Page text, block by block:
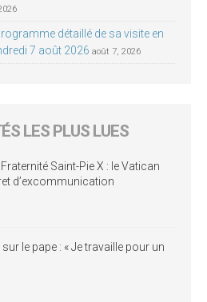
détaillé de sa visite en
7 août 2026 août 7, 2026
LES PLUS LUES
Saint-Pie X : le Vatican
d’excommunication
le pape : « Je travaille pour un